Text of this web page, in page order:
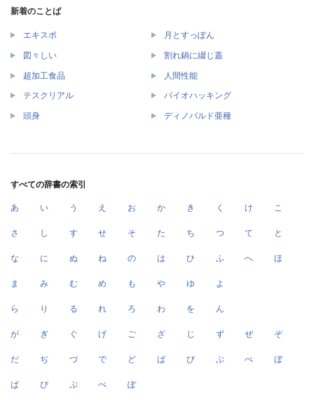
新着のことば
エキスポ 月とすっぽん
図々しい 割れ鍋に綴じ蓋
超加工食品 人間性能
テスクリアル バイオハッキング
頭身 ディノバルド亜種
すべての辞書の索引
あ い う え お か き く け こ
さ し す せ そ た ち つ て と
な に ぬ ね の は ひ ふ へ ほ
ま み む め も や ゆ よ
ら り る れ ろ わ を ん
が ぎ ぐ げ ご ざ じ ず ぜ ぞ
だ ぢ づ で ど ば び ぶ べ ぼ
ぱ ぴ ぷ ぺ ぽ